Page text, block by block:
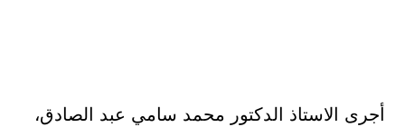
أجرى الاستاذ الدكتور محمد سامي عبد الصادق،